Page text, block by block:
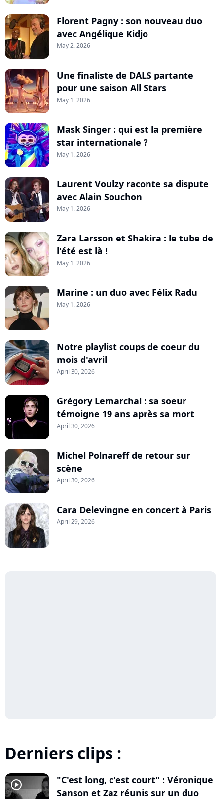
Florent Pagny : son nouveau duo
avec Angélique Kidjo
May 2, 2026
Une finaliste de DALS partante
pour une saison All Stars
May 1, 2026
Mask Singer : qui est la première
star internationale ?
May 1, 2026
Laurent Voulzy raconte sa dispute
avec Alain Souchon
May 1, 2026
Zara Larsson et Shakira : le tube de
l'été est là !
May 1, 2026
Marine : un duo avec Félix Radu
May 1, 2026
Notre playlist coups de coeur du
mois d'avril
April 30, 2026
Grégory Lemarchal : sa soeur
témoigne 19 ans après sa mort
April 30, 2026
Michel Polnareff de retour sur
scène
April 30, 2026
Cara Delevingne en concert à Paris
April 29, 2026
Derniers clips :
player2
"C'est long, c'est court" : Véronique
Sanson et Zaz réunis sur un duo